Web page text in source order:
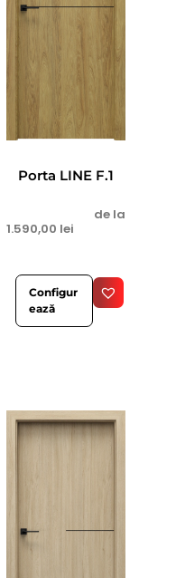
Porta LINE F.1
de la
1.590,00 lei
Configur
ează